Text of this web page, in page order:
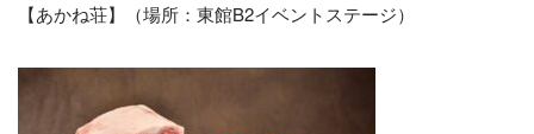
【あかね荘】（場所：東館B2イベントステージ）